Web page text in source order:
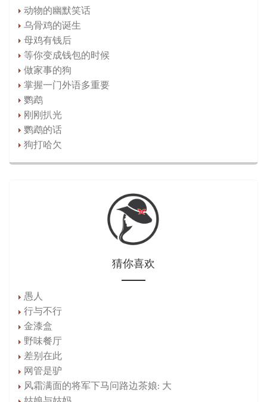
动物的幽默笑话
乌骨鸡的诞生
母鸡有钱后
等你变成钱包的时候
做家事的狗
掌握一门外语多重要
鹦鹉
刚刚扒光
鹦鹉的话
狗打哈欠
猜你喜欢
愚人
行与不行
金漆盒
野味餐厅
差别在此
网管是驴
风霜满面的将军下马问路边茶娘: 大